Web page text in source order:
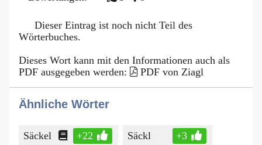
Dieser Eintrag ist noch nicht Teil des
Wörterbuches.
Dieses Wort kann mit den Informationen auch als
PDF ausgegeben werden:
PDF von Ziagl
Ähnliche Wörter
Säckel +22 Säckl +3